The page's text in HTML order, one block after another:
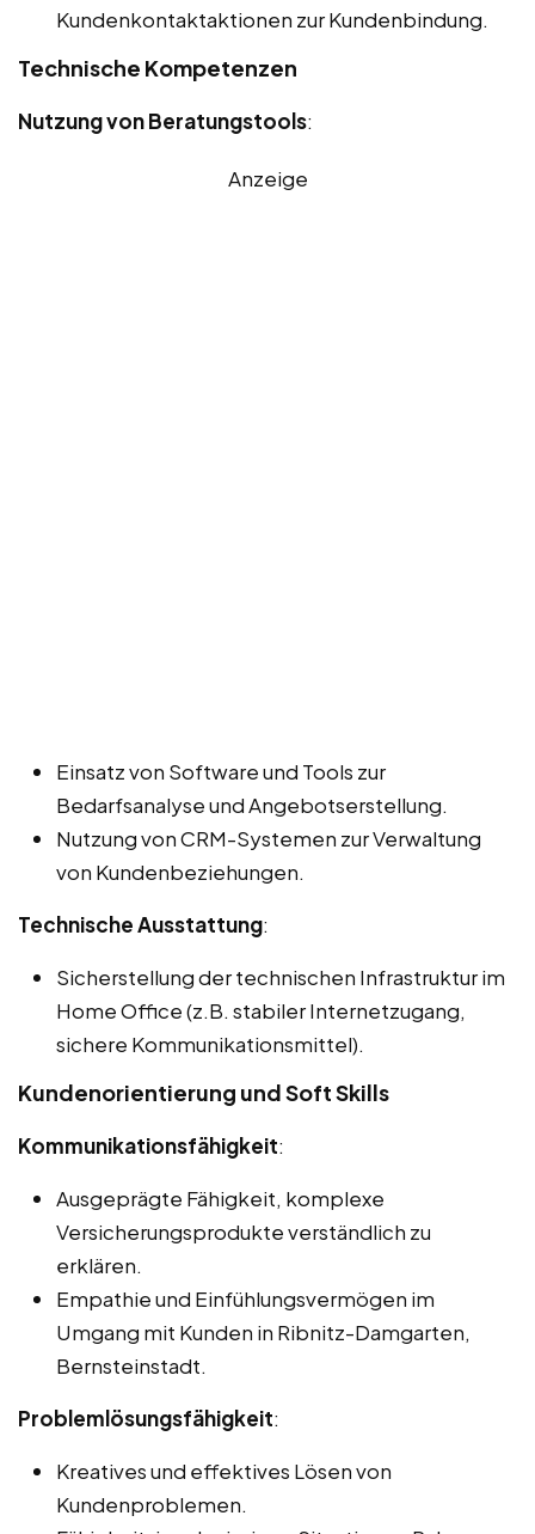
Kundenkontaktaktionen zur Kundenbindung.
Technische Kompetenzen
Nutzung von Beratungstools:
Anzeige
Einsatz von Software und Tools zur
Bedarfsanalyse und Angebotserstellung.
Nutzung von CRM-Systemen zur Verwaltung
von Kundenbeziehungen.
Technische Ausstattung:
Sicherstellung der technischen Infrastruktur im
Home Office (z.B. stabiler Internetzugang,
sichere Kommunikationsmittel).
Kundenorientierung und Soft Skills
Kommunikationsfähigkeit:
Ausgeprägte Fähigkeit, komplexe
Versicherungsprodukte verständlich zu
erklären.
Empathie und Einfühlungsvermögen im
Umgang mit Kunden in Ribnitz-Damgarten,
Bernsteinstadt.
Problemlösungsfähigkeit:
Kreatives und effektives Lösen von
Kundenproblemen.